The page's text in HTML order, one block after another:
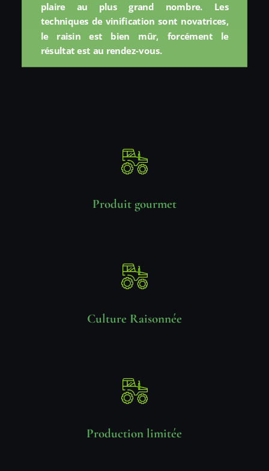
plaire au plus grand nombre. Les
techniques de vinification sont novatrices,
le raisin est bien mûr, forcément le
résultat est au rendez-vous.
Produit gourmet
Culture Raisonnée
Production limitée